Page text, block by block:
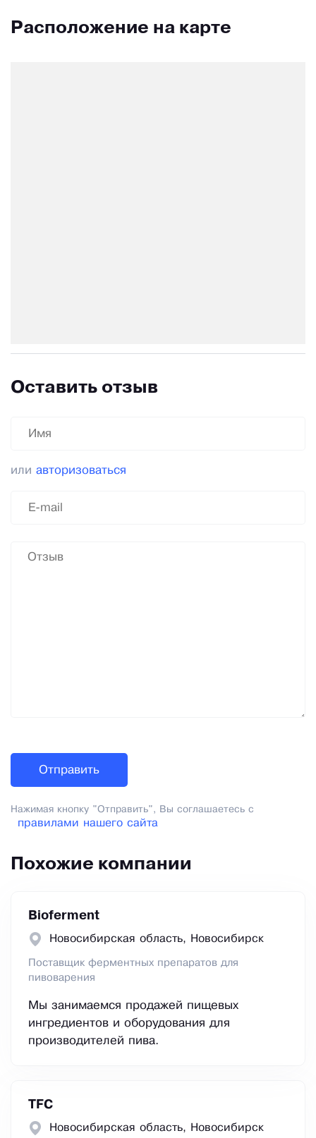
Расположение на карте
Оставить отзыв
или авторизоваться
Нажимая кнопку "Отправить", Вы соглашаетесь с
правилами нашего сайта
Похожие компании
Bioferment
Новосибирская область, Новосибирск
Поставщик ферментных препаратов для
пивоварения
Мы занимаемся продажей пищевых
ингредиентов и оборудования для
производителей пива.
TFC
Новосибирская область, Новосибирск